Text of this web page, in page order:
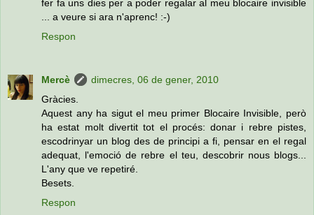
fer fa uns dies per a poder regalar al meu blocaire invisible
... a veure si ara n'aprenc! :-)
Respon
Mercè
dimecres, 06 de gener, 2010
Gràcies.
Aquest any ha sigut el meu primer Blocaire Invisible, però
ha estat molt divertit tot el procés: donar i rebre pistes,
escodrinyar un blog des de principi a fi, pensar en el regal
adequat, l'emoció de rebre el teu, descobrir nous blogs...
L'any que ve repetiré.
Besets.
Respon